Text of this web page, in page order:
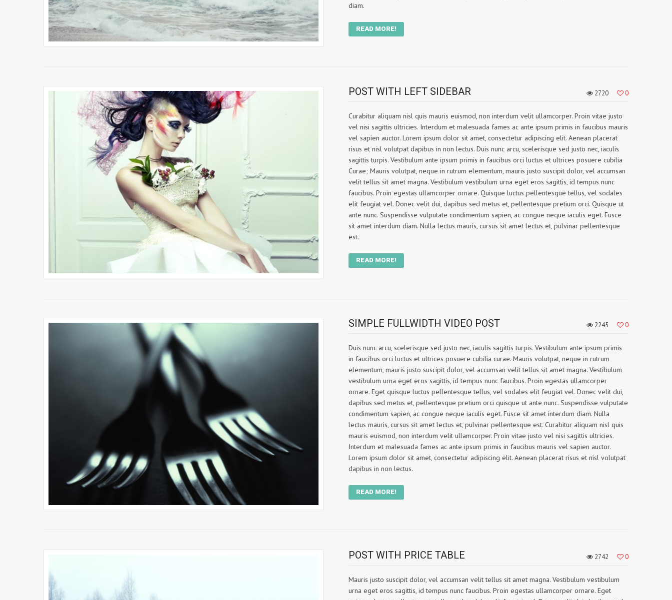
diam.
READ MORE!
POST WITH LEFT SIDEBAR 2720 0
Curabitur aliquam nisl quis mauris euismod, non interdum velit ullamcorper. Proin vitae justo
vel nisi sagittis ultricies. Interdum et malesuada fames ac ante ipsum primis in faucibus mauris
vel sapien auctor. Lorem ipsum dolor sit amet, consectetur adipiscing elit. Aenean placerat
risus et nisl volutpat dapibus in non lectus. Duis nunc arcu, scelerisque sed justo nec, iaculis
sagittis turpis. Vestibulum ante ipsum primis in faucibus orci luctus et ultrices posuere cubilia
Curae; Mauris volutpat, neque in rutrum elementum, mauris justo suscipit dolor, vel accumsan
velit tellus sit amet magna. Vestibulum vestibulum urna eget eros sagittis, id tempus nunc
faucibus. Proin egestas ullamcorper ornare. Quisque luctus pellentesque tellus, vel sodales
elit feugiat vel. Donec velit dui, dapibus sed metus et, pellentesque pretium orci. Quisque ut
ante nunc. Suspendisse vulputate condimentum sapien, ac congue neque iaculis eget. Fusce
sit amet interdum diam. Nulla lectus mauris, cursus sit amet lectus et, pulvinar pellentesque
est.
READ MORE!
SIMPLE FULLWIDTH VIDEO POST 2245 0
Duis nunc arcu, scelerisque sed justo nec, iaculis sagittis turpis. Vestibulum ante ipsum primis
in faucibus orci luctus et ultrices posuere cubilia curae. Mauris volutpat, neque in rutrum
elementum, mauris justo suscipit dolor, vel accumsan velit tellus sit amet magna. Vestibulum
vestibulum urna eget eros sagittis, id tempus nunc faucibus. Proin egestas ullamcorper
ornare. Eget quisque luctus pellentesque tellus, vel sodales elit feugiat vel. Donec velit dui,
dapibus sed metus et, pellentesque pretium orci quisque ut ante nunc. Suspendisse vulputate
condimentum sapien, ac congue neque iaculis eget. Fusce sit amet interdum diam. Nulla
lectus mauris, cursus sit amet lectus et, pulvinar pellentesque est. Curabitur aliquam nisl quis
mauris euismod, non interdum velit ullamcorper. Proin vitae justo vel nisi sagittis ultricies.
Interdum et malesuada fames ac ante ipsum primis in faucibus mauris vel sapien auctor.
Lorem ipsum dolor sit amet, consectetur adipiscing elit. Aenean placerat risus et nisl volutpat
dapibus in non lectus.
READ MORE!
POST WITH PRICE TABLE 2742 0
Mauris justo suscipit dolor, vel accumsan velit tellus sit amet magna. Vestibulum vestibulum
urna eget eros sagittis, id tempus nunc faucibus. Proin egestas ullamcorper ornare. Eget